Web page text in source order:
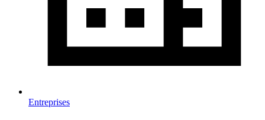
Entreprises